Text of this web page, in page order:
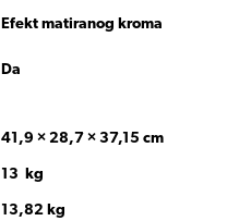
Efekt matiranog kroma
Da
41,9 × 28,7 × 37,15 cm
13 kg
13,82 kg